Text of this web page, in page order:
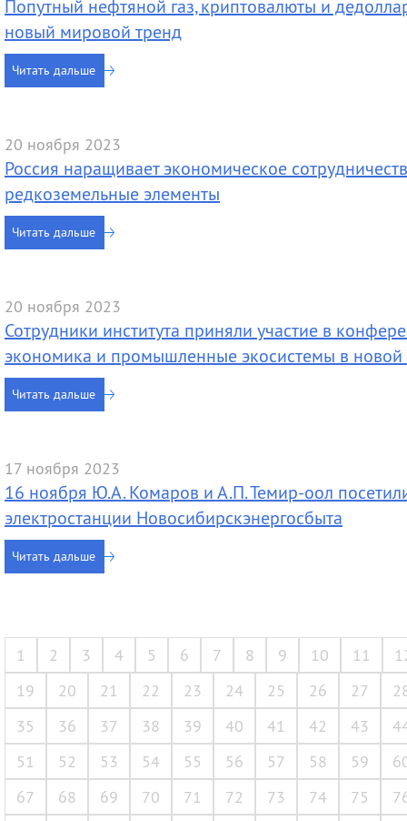
Попутный нефтяной газ, криптовалюты и
новый мировой тренд
Читать дальше
20 ноября 2023
Россия наращивает экономическое
редкоземельные элементы
Читать дальше
20 ноября 2023
Сотрудники института приняли участие в
экономика и промышленные экосистемы в
Читать дальше
17 ноября 2023
16 ноября Ю.А. Комаров и А.П. Темир-оол
электростанции Новосибирскэнергосбыта
Читать дальше
1 2 3 4 5 6 7 8 9 10 11
19
20 21 22 23 24 25 26 27
35
36 37 38 39 40 41 42 43
51
52 53 54 55 56 57 58 59
67
68 69 70 71 72 73 74 75